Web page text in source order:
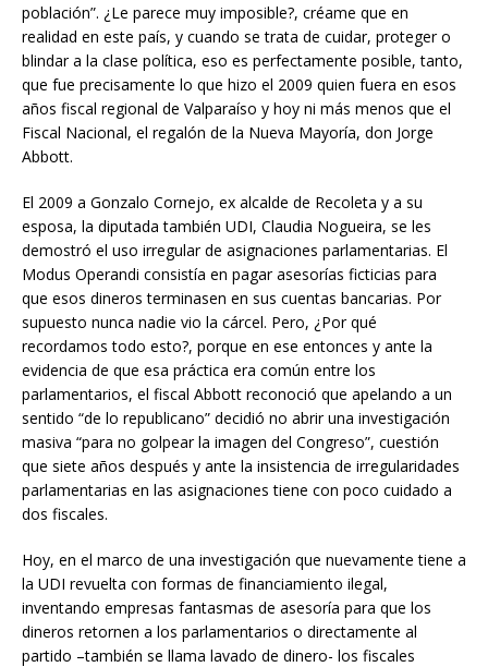
población”. ¿Le parece muy imposible?, créame que en
realidad en este país, y cuando se trata de cuidar, proteger o
blindar a la clase política, eso es perfectamente posible, tanto,
que fue precisamente lo que hizo el 2009 quien fuera en esos
años fiscal regional de Valparaíso y hoy ni más menos que el
Fiscal Nacional, el regalón de la Nueva Mayoría, don Jorge
Abbott.
El 2009 a Gonzalo Cornejo, ex alcalde de Recoleta y a su
esposa, la diputada también UDI, Claudia Nogueira, se les
demostró el uso irregular de asignaciones parlamentarias. El
Modus Operandi consistía en pagar asesorías ficticias para
que esos dineros terminasen en sus cuentas bancarias. Por
supuesto nunca nadie vio la cárcel. Pero, ¿Por qué
recordamos todo esto?, porque en ese entonces y ante la
evidencia de que esa práctica era común entre los
parlamentarios, el fiscal Abbott reconoció que apelando a un
sentido “de lo republicano” decidió no abrir una investigación
masiva “para no golpear la imagen del Congreso”, cuestión
que siete años después y ante la insistencia de irregularidades
parlamentarias en las asignaciones tiene con poco cuidado a
dos fiscales.
Hoy, en el marco de una investigación que nuevamente tiene a
la UDI revuelta con formas de financiamiento ilegal,
inventando empresas fantasmas de asesoría para que los
dineros retornen a los parlamentarios o directamente al
partido –también se llama lavado de dinero- los fiscales